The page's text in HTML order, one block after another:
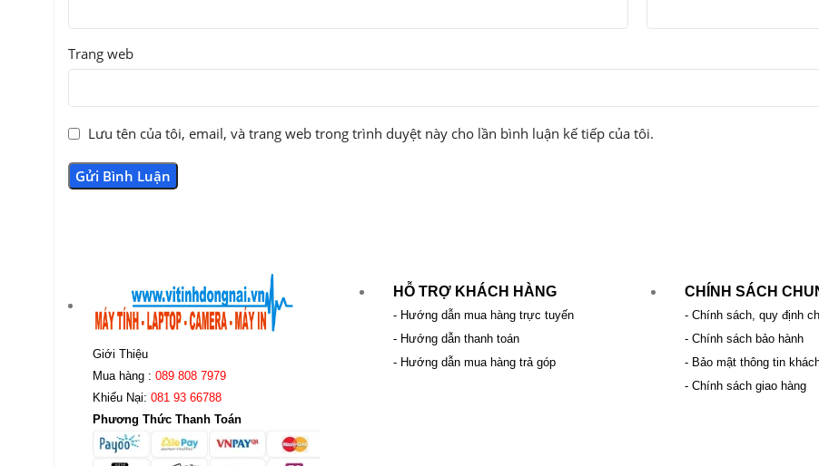
Trang web
Lưu tên của tôi, email, và trang web trong trình duyệt này cho lần bình luận kế tiếp của tôi.
Giới Thiệu
Mua hàng : 089 808 7979
Khiếu Nại: 081 93 66788
Phương Thức Thanh Toán
HỖ TRỢ KHÁCH HÀNG
- Hướng dẫn mua hàng trực tuyến
- Hướng dẫn thanh toán
- Hướng dẫn mua hàng trả góp
CHÍNH SÁCH
- Chính sách, quy định
- Chính sách bảo hành
- Bảo mật thông tin
- Chính sách giao hàng